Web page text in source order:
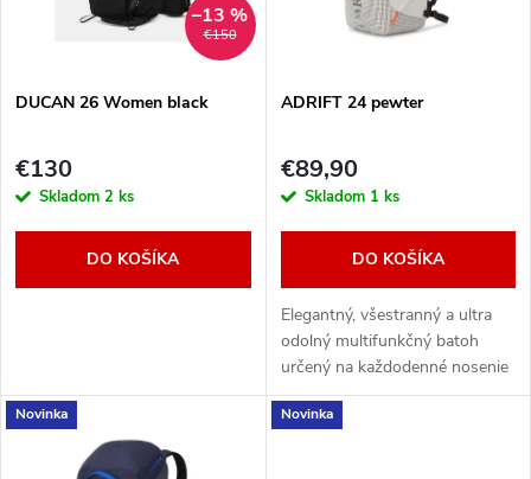
e
p
r
o
u
s
p
r
u
k
€150
–13 %
DUCAN 26 Women black
€130
Skladom 2 ks
DO KOŠÍKA
ADRIFT 24 pewter
€89,90
Skladom 1 ks
DO KOŠÍKA
Elegantný, všestranný a ultra
odolný multifunkčný batoh
určený na každodenné nosenie
na cestách
Novinka Novinka